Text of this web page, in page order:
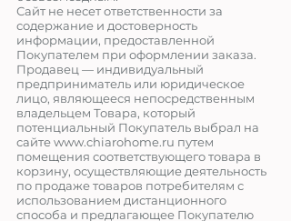
Сайт не несет ответственности за
содержание и достоверность
информации, предоставленной
Покупателем при оформлении заказа.
Продавец — индивидуальный
предприниматель или юридическое
лицо, являющееся непосредственным
владельцем Товара, который
потенциальный Покупатель выбрал на
сайте www.chiarohome.ru путем
помещения соответствующего товара в
корзину, осуществляющие деятельность
по продаже товаров потребителям с
использованием дистанционного
способа и предлагающее Покупателю